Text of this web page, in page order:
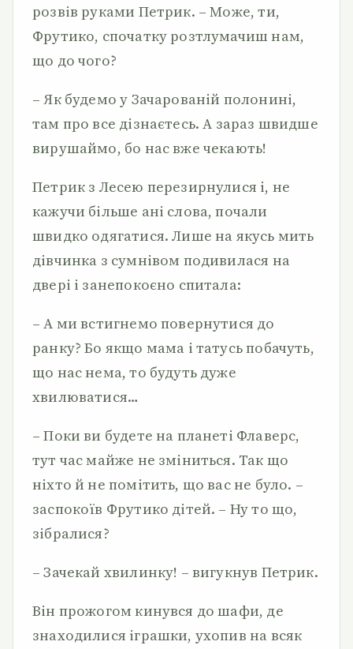
розвів руками Петрик. – Може, ти,
Фрутико, спочатку розтлумачиш нам,
що до чого?
– Як будемо у Зачарованій полонині,
там про все дізнаєтесь. А зараз швидше
вирушаймо, бо нас вже чекають!
Петрик з Лесею перезирнулися і, не
кажучи більше ані слова, почали
швидко одягатися. Лише на якусь мить
дівчинка з сумнівом подивилася на
двері і занепокоєно спитала:
– А ми встигнемо повернутися до
ранку? Бо якщо мама і татусь побачуть,
що нас нема, то будуть дуже
хвилюватися…
– Поки ви будете на планеті Флаверс,
тут час майже не зміниться. Так що
ніхто й не помітить, що вас не було. –
заспокоїв Фрутико дітей. – Ну то що,
зібралися?
– Зачекай хвилинку! – вигукнув Петрик.
Він прожогом кинувся до шафи, де
знаходилися іграшки, ухопив на всяк